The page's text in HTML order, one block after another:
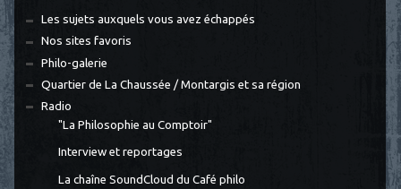
Les sujets auxquels vous avez échappés
Nos sites favoris
Philo-galerie
Quartier de La Chaussée / Montargis et sa région
Radio
"La Philosophie au Comptoir"
Interview et reportages
La chaîne SoundCloud du Café philo